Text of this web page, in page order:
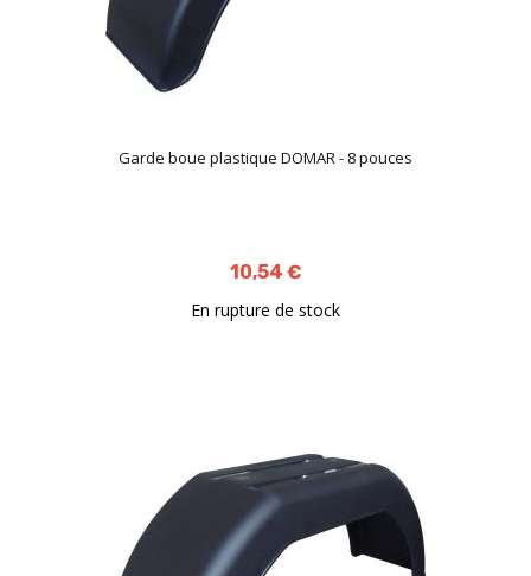
Garde boue plastique DOMAR - 8 pouces
10,54 €
En rupture de stock